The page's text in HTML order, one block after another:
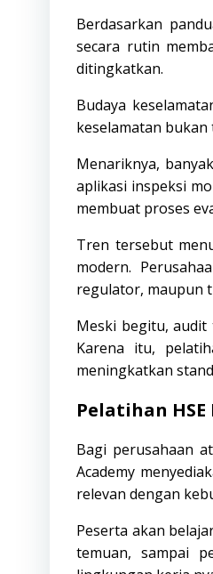
Berdasarkan
secara rutin
ditingkatkan.
Budaya
keselamatan
Menariknya,
aplikasi inspeksi
membuat proses
Tren tersebut
modern.
regulator, maupun
Meski begitu, audit
Karena itu,
meningkatkan
Pelatihan
Bagi perusahaan
Academy
relevan dengan
Peserta akan
temuan, sampai